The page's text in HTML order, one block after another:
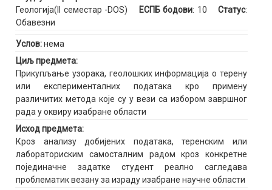
Геологија(II семестар -DOS)
ЕСПБ бодови: 10Статус:
Обавезни
Услов:нема
Циљ предмета:
Прикупљање узорака, геолошких информација о терену
или експерименталних података кро примену
различитих метода које су у вези са избором завршног
рада у оквиру изабране области
Исход предмета:
Кроз анализу добијених података, теренским или
лабораториским самосталним радом кроз конкретне
појединачне задатке студент реално сагледава
проблематик везану за израду изабране научне области